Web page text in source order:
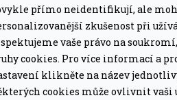
přímo neidentifikují, ale
zkušenost při
vaše právo na
cookies. Pro více informací a
klikněte na název
cookies může ovlivnit vaši
najde MEATER 2+ nejnižší
vás aplikace upozorní na